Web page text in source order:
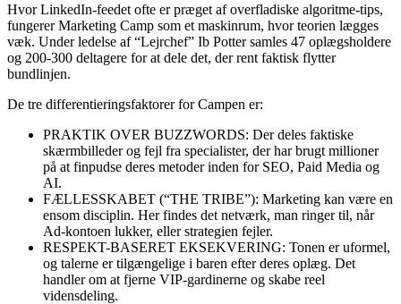
Hvor LinkedIn-feedet ofte er præget af overfladiske algoritme-tips,
fungerer Marketing Camp som et maskinrum, hvor teorien lægges
væk. Under ledelse af “Lejrchef” Ib Potter samles 47 oplægsholdere
og 200-300 deltagere for at dele det, der rent faktisk flytter
bundlinjen.
De tre differentieringsfaktorer for Campen er:
PRAKTIK OVER BUZZWORDS: Der deles faktiske
skærmbilleder og fejl fra specialister, der har brugt millioner
på at finpudse deres metoder inden for SEO, Paid Media og
AI.
FÆLLESSKABET (“THE TRIBE”): Marketing kan være en
ensom disciplin. Her findes det netværk, man ringer til, når
Ad-kontoen lukker, eller strategien fejler.
RESPEKT-BASERET EKSEKVERING: Tonen er uformel,
og talerne er tilgængelige i baren efter deres oplæg. Det
handler om at fjerne VIP-gardinerne og skabe reel
vidensdeling.